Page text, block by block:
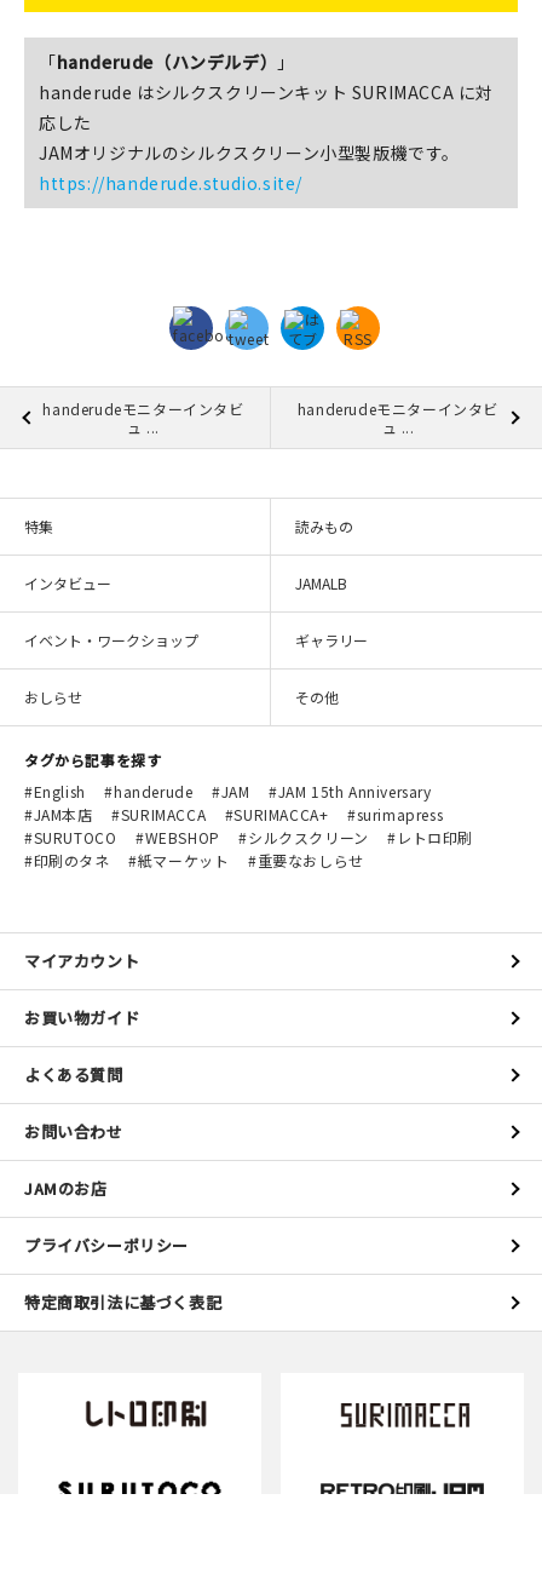
「handerude（ハンデルデ）
」
handerude はシルクスクリーンキット SURIMACCA に対
応した
JAMオリジナルのシルクスクリーン小型製版機です。
https://handerude.studio.site/
handerudeモニターインタビ
ュ ...
handerudeモニターインタビ
ュ ...
特集 読みもの
インタビュー JAMALB
イベント・ワークショップ ギャラリー
おしらせ その他
タグから記事を探す
English
handerude JAM
JAM 15th Anniversary
JAM本店
SURIMACCA SURIMACCA+
surimapress
SURUTOCO
WEBSHOP シルクスクリーン
レトロ印刷
印刷のタネ
紙マーケット 重要なおしらせ
マイアカウント
お買い物ガイド
よくある質問
お問い合わせ
JAMのお店
プライバシーポリシー
特定商取引法に基づく表記